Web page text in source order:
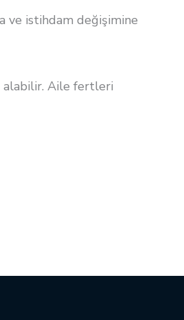
ve istihdam değişimine
alabilir. Aile fertleri